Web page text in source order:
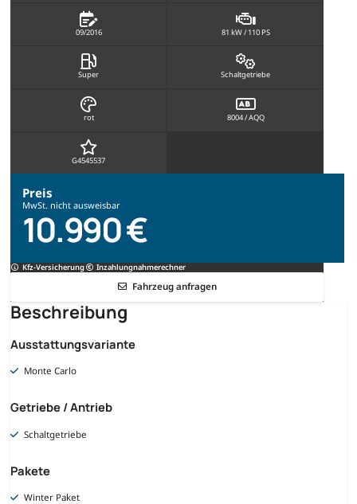
09/2016 81 kW / 110 PS
Super Schaltgetriebe
rot 8004 / AQQ
G4545537
Preis
MwSt. nicht ausweisbar
10.990 €
Kfz-Versicherung Inzahlungnahmerechner
Fahrzeug anfragen
Beschreibung
Ausstattungsvariante
Monte Carlo
Getriebe / Antrieb
Schaltgetriebe
Pakete
Winter Paket